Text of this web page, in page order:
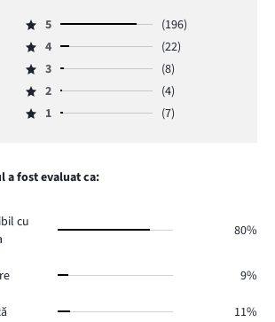
Evaluare
5,
numărul
de
196.
5
(196)
Evaluare
4,
numărul
de
4
(22)
Evaluare
3,
numărul
3
(8)
Evaluare
2,
voturi
4.
2
(4)
Evaluare
de
1 (7)
a fost evaluat ca:
cu
80%
9%
11%